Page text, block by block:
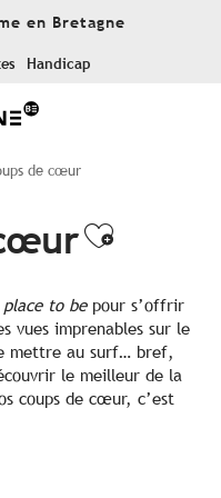
en Bretagne
Handicap
de cœur
place to be pour s’offrir
vues imprenables sur le
mettre au surf… bref,
le meilleur de la
coups de cœur, c’est